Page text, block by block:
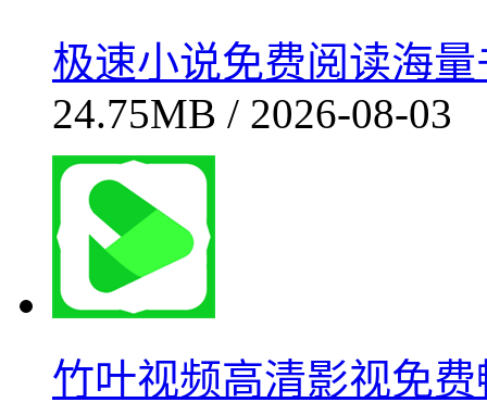
最近更新
极速小说免费阅读海
24.75MB / 2026-08-03